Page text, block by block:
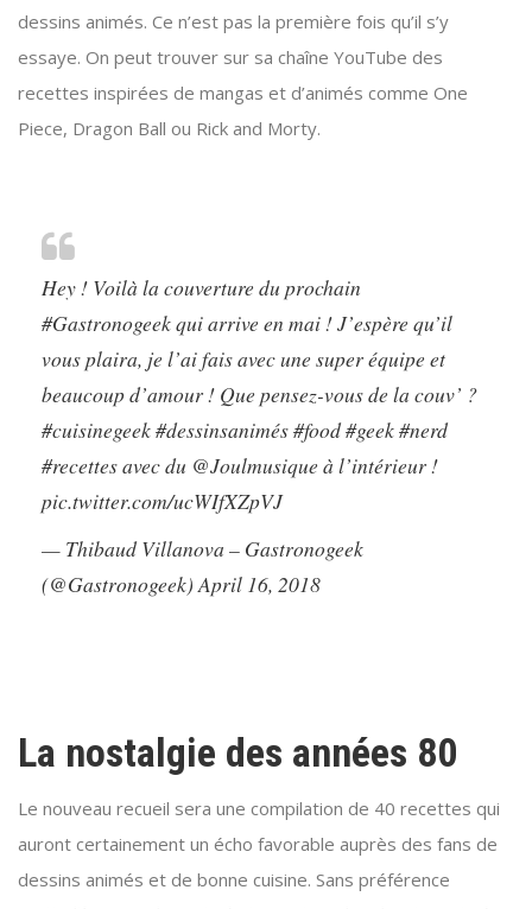
dessins animés. Ce n’est pas la première fois qu’il s’y
essaye. On peut trouver sur sa chaîne YouTube des
recettes inspirées de mangas et d’animés comme One
Piece, Dragon Ball ou Rick and Morty.
Hey ! Voilà la couverture du prochain
#Gastronogeekqui arrive en mai ! J’espère qu’il
vous plaira, je l’ai fais avec une super équipe et
beaucoup d’amour ! Que pensez-vous de la couv’ ?
#cuisinegeek#dessinsanimés#food#geek#nerd
#recettesavec du @Joulmusique à l’intérieur !
pic.twitter.com/ucWIfXZpVJ
— Thibaud Villanova – Gastronogeek
(@Gastronogeek)April 16, 2018
La nostalgie des années 80
Le nouveau recueil sera une compilation de 40 recettes qui
auront certainement un écho favorable auprès des fans de
dessins animés et de bonne cuisine. Sans préférence